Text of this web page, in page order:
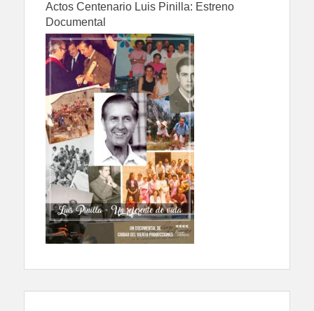
Actos Centenario Luis Pinilla: Estreno
Documental